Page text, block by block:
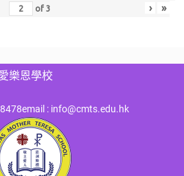
of3 › »
樂恩學校
email : info@cmts.edu.hk